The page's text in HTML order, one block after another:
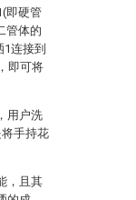
即硬管
管体的
连接到
即可将
用户洗
手持花
，且其